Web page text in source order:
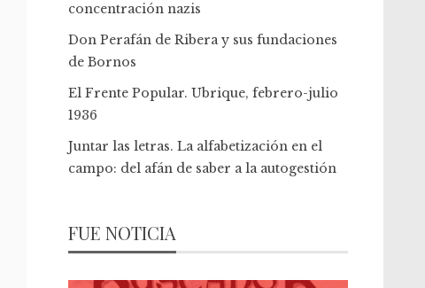
concentración nazis
Don Perafán de Ribera y sus fundaciones
de Bornos
El Frente Popular. Ubrique, febrero-julio
1936
Juntar las letras. La alfabetización en el
campo: del afán de saber a la autogestión
FUE NOTICIA